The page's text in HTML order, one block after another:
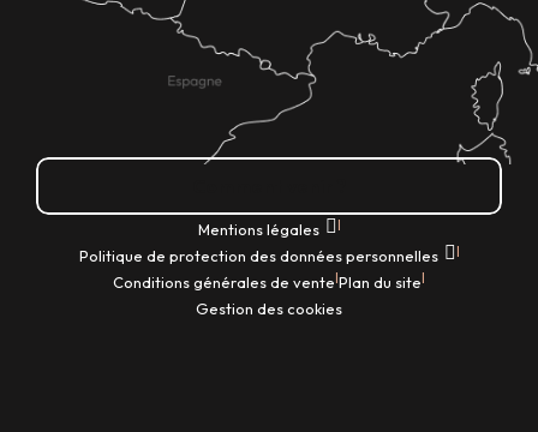
Mentions légales |
Politique de protection des données personnelles |
Conditions générales de vente|Plan du site|
Gestion des cookies